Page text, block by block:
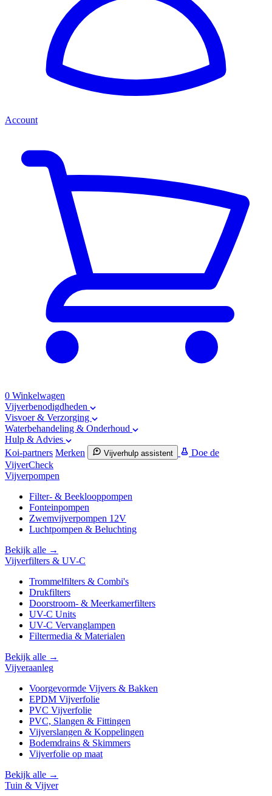
Account
0 Winkelwagen
Vijverbenodigdheden
Visvoer & Verzorging
Waterbehandeling & Onderhoud
Hulp & Advies
Koi-partners Merken Vijverhulp assistent
Doe de
VijverCheck
Vijverpompen
Filter- & Beeklooppompen
Fonteinpompen
Zwemvijverpompen 12V
Luchtpompen & Beluchting
Bekijk alle →
Vijverfilters & UV-C
Trommelfilters & Combi's
Drukfilters
Doorstroom- & Meerkamerfilters
UV-C Units
UV-C Vervanglampen
Filtermedia & Materialen
Bekijk alle →
Vijveraanleg
Voorgevormde Vijvers & Bakken
EPDM Vijverfolie
PVC Vijverfolie
PVC, Slangen & Fittingen
Vijverslangen & Koppelingen
Bodemdrains & Skimmers
Vijverfolie op maat
Bekijk alle →
Tuin & Vijver